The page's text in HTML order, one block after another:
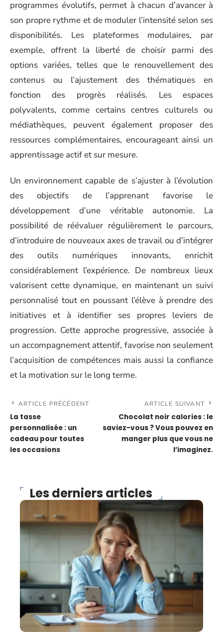
programmes évolutifs, permet à chacun d’avancer à
son propre rythme et de moduler l’intensité selon ses
disponibilités. Les plateformes modulaires, par
exemple, offrent la liberté de choisir parmi des
options variées, telles que le renouvellement des
contenus ou l’ajustement des thématiques en
fonction des progrès réalisés. Les espaces
polyvalents, comme certains centres culturels ou
médiathèques, peuvent également proposer des
ressources complémentaires, encourageant ainsi un
apprentissage actif et sur mesure.
Un environnement capable de s’ajuster à l’évolution
des objectifs de l’apprenant favorise le
développement d’une véritable autonomie. La
possibilité de réévaluer régulièrement le parcours,
d’introduire de nouveaux axes de travail ou d’intégrer
des outils numériques innovants, enrichit
considérablement l’expérience. De nombreux lieux
valorisent cette dynamique, en maintenant un suivi
personnalisé tout en poussant l’élève à prendre des
initiatives et à identifier ses propres leviers de
progression. Cette approche progressive, associée à
un accompagnement attentif, favorise non seulement
l’acquisition de compétences mais aussi la confiance
et la motivation sur le long terme.
ARTICLE PRÉCÉDENT
La tasse
personnalisée : un
cadeau pour toutes
les occasions
ARTICLE SUIVANT
Chocolat noir calories : le
saviez-vous ? Vous pouvez en
manger plus que vous ne
l’imaginez.
Les derniers articles